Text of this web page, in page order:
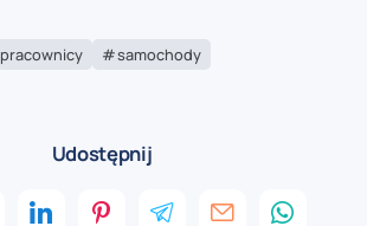
pracownicy samochody
Udostępnij